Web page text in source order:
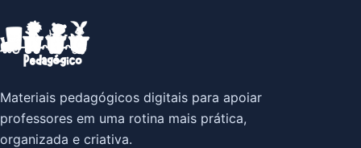
Materiais pedagógicos digitais para apoiar
professores em uma rotina mais prática,
organizada e criativa.